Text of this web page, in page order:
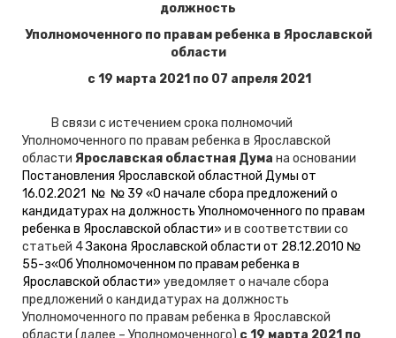
должность
Уполномоченного по правам ребенка в Ярославской
области
с 19 марта 2021 по 07 апреля 2021
В связи с истечением срока полномочий
Уполномоченного по правам ребенка в Ярославской
области Ярославская областная Дума на основании
Постановления Ярославской областной Думы от
16.02.2021 № № 39 «О начале сбора предложений о
кандидатурах на должность Уполномоченного по правам
ребенка в Ярославской области» и в соответствии со
статьей 4Закона Ярославской области от 28.12.2010 №
55-з«Об Уполномоченном по правам ребенка в
Ярославской области» уведомляет о начале сбора
предложений о кандидатурах на должность
Уполномоченного по правам ребенка в Ярославской